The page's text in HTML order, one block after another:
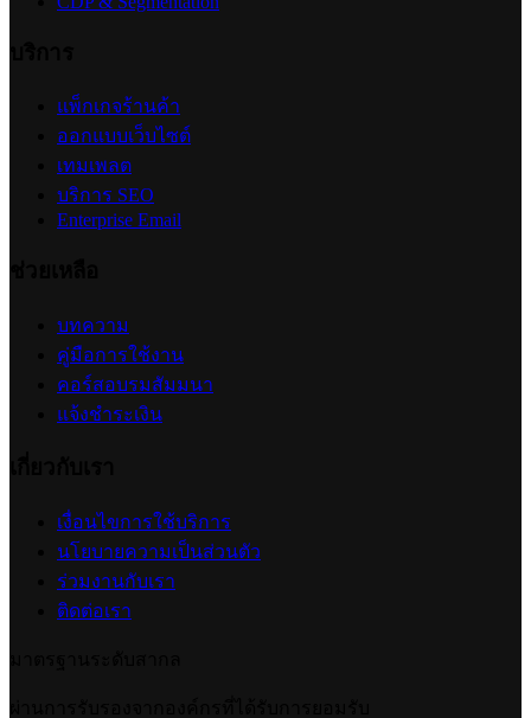
ปรับแต่งการแสดงผลคูปอง (Coupon Display)
2026-07-24 17:50:54